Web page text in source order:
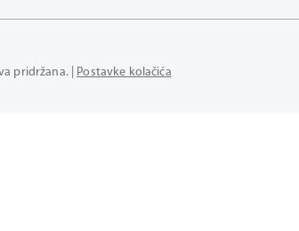
pridržana. | Postavke kolačića